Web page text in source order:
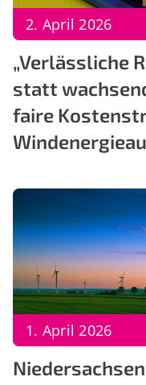
2. April 2026
„Verlässliche
statt
faire
1. April 2026